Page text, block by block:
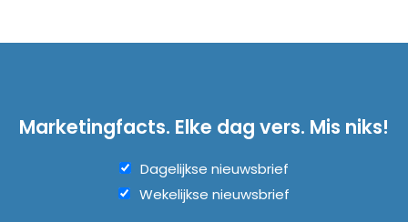
Marketingfacts. Elke dag vers. Mis niks!
Dagelijkse nieuwsbrief
Wekelijkse nieuwsbrief